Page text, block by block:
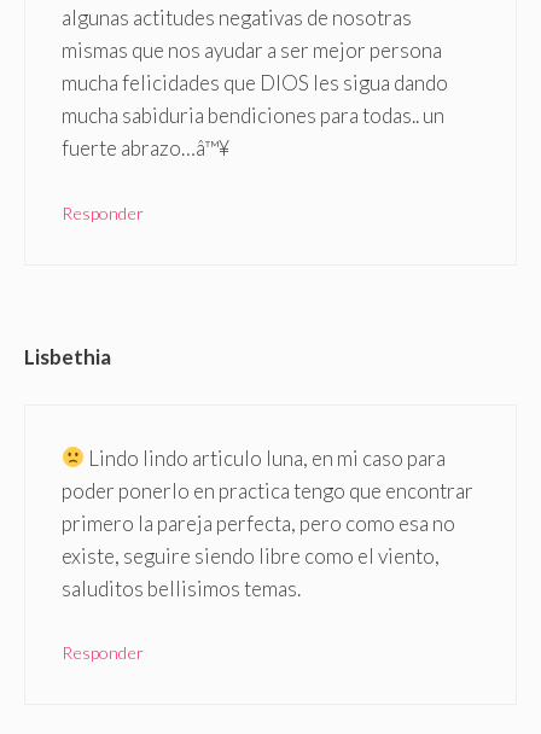
algunas actitudes negativas de nosotras
mismas que nos ayudar a ser mejor persona
mucha felicidades que DIOS les sigua dando
mucha sabiduria bendiciones para todas.. un
fuerte abrazo…â™¥
Responder
Lisbethia
Lindo lindo articulo luna, en mi caso para
poder ponerlo en practica tengo que encontrar
primero la pareja perfecta, pero como esa no
existe, seguire siendo libre como el viento,
saluditos bellisimos temas.
Responder